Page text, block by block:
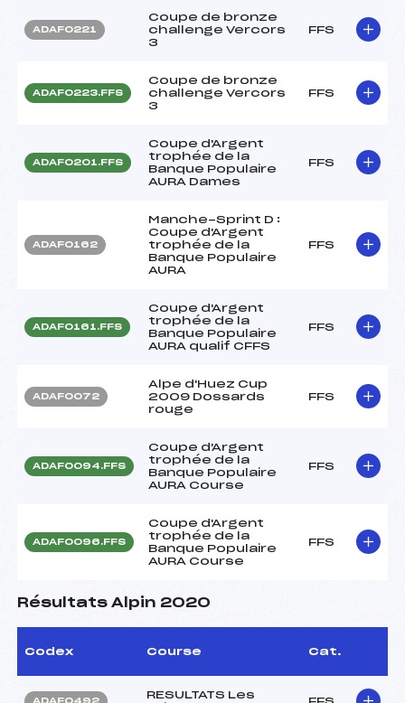
ADAF0221
Coupe de bronze
challenge Vercors
3
FFS
ADAF0223.FFS
Coupe de bronze
challenge Vercors
3
FFS
ADAF0201.FFS
Coupe d'Argent
trophée de la
Banque Populaire
AURA Dames
FFS
ADAF0162
Manche-Sprint D :
Coupe d'Argent
trophée de la
Banque Populaire
AURA
FFS
ADAF0161.FFS
Coupe d'Argent
trophée de la
Banque Populaire
AURA qualif CFFS
FFS
ADAF0072
Alpe d'Huez Cup
2009 Dossards
rouge
FFS
ADAF0094.FFS
Coupe d'Argent
trophée de la
Banque Populaire
AURA Course
FFS
ADAF0096.FFS
Coupe d'Argent
trophée de la
Banque Populaire
AURA Course
FFS
Résultats Alpin 2020
Codex Course Cat.
ADAF0492
RESULTATS Les
FFS